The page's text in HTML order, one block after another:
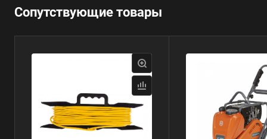
Сопутствующие товары